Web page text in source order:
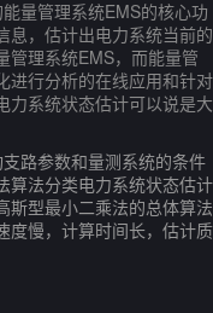
量管理系统EMS的核心功
息，估计出电力系统当前的
管理系统EMS，而能量管
进行分析的在线应用和针对
力系统状态估计可以说是大
路参数和量测系统的条件
算法分类电力系统状态估计
斯型最小二乘法的总体算法
度慢，计算时间长，估计质